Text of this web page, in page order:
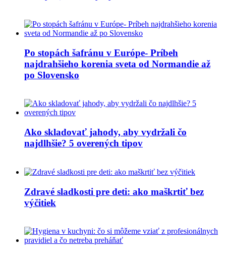
Po stopách šafránu v Európe- Príbeh
najdrahšieho korenia sveta od Normandie až
po Slovensko
Ako skladovať jahody, aby vydržali čo
najdlhšie? 5 overených tipov
Zdravé sladkosti pre deti: ako maškrtiť bez
výčitiek